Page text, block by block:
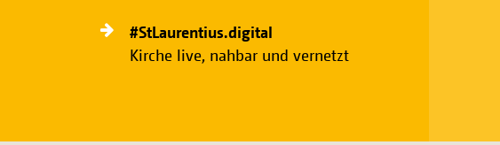
#StLaurentius.digital
Kirche live, nahbar und vernetzt